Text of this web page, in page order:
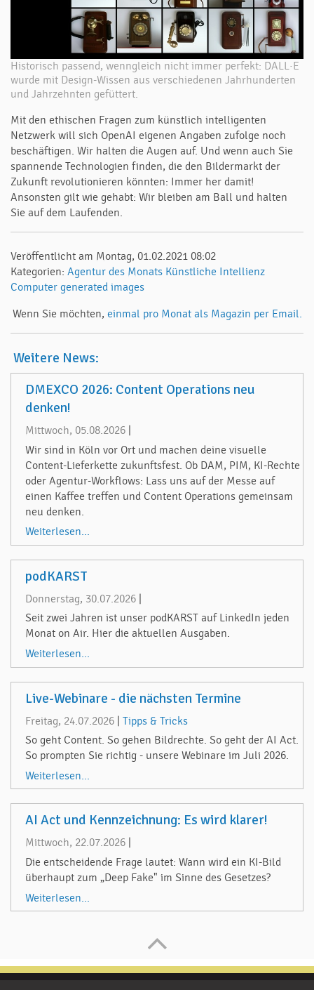
Historisch passend, wenngleich nicht immer perfekt: DALL·E
wurde mit Design-Wissen aus verschiedenen Jahrhunderten
und Jahrzehnten gefüttert.
Mit den ethischen Fragen zum künstlich intelligenten
Netzwerk will sich OpenAI eigenen Angaben zufolge noch
beschäftigen. Wir halten die Augen auf. Und wenn auch Sie
spannende Technologien finden, die den Bildermarkt der
Zukunft revolutionieren könnten: Immer her damit!
Ansonsten gilt wie gehabt: Wir bleiben am Ball und halten
Sie auf dem Laufenden.
Veröffentlicht am Montag, 01.02.2021 08:02
Kategorien: Agentur des Monats Künstliche Intellienz
Computer generated images
Wenn Sie möchten, einmal pro Monat als Magazin per Email.
Weitere News:
DMEXCO 2026: Content Operations neu
denken!
Mittwoch, 05.08.2026
Wir sind in Köln vor Ort und machen deine visuelle
Content-Lieferkette zukunftsfest. Ob DAM, PIM, KI-Rechte
oder Agentur-Workflows: Lass uns auf der Messe auf
einen Kaffee treffen und Content Operations gemeinsam
neu denken.
Weiterlesen...
podKARST
Donnerstag, 30.07.2026
Seit zwei Jahren ist unser podKARST auf LinkedIn jeden
Monat on Air. Hier die aktuellen Ausgaben.
Weiterlesen...
Live-Webinare - die nächsten Termine
Freitag, 24.07.2026
Tipps & Tricks
So geht Content. So gehen Bildrechte. So geht der AI Act.
So prompten Sie richtig - unsere Webinare im Juli 2026.
Weiterlesen...
AI Act und Kennzeichnung: Es wird klarer!
Mittwoch, 22.07.2026
Die entscheidende Frage lautet: Wann wird ein KI-Bild
überhaupt zum „Deep Fake" im Sinne des Gesetzes?
Weiterlesen...